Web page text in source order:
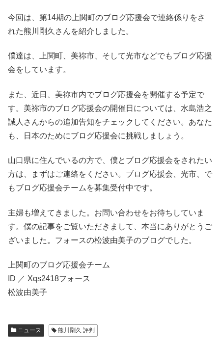
今回は、第14期の上関町のブログ応援会で連絡係りをさ
れた熊川剛久さんを紹介しました。
僕達は、上関町、美祢市、そして光市などでもブログ応援
会をしています。
また、近日、美祢市内でブログ応援会を開催する予定で
す。美祢市のブログ応援会の開催日については、水島浩之
誠人さんからの追加告知をチェックしてください。あなた
も、日本のためにブログ応援会に挑戦しましょう。
山口県に住んでいるの方で、僕とブログ応援会をされたい
方は、まずはご連絡をください。ブログ応援会、光市、で
もブログ応援会チームを募集受付中です。
主婦も増えてきました。お問い合わせをお待ちしていま
す。僕の記事をご覧いただきまして、本当にありがとうご
ざいました。フォースの松波由美子のブログでした。
上関町のブログ応援会チーム
ID ／ Xqs2418フォース
松波由美子
ニュース 熊川剛久 評判